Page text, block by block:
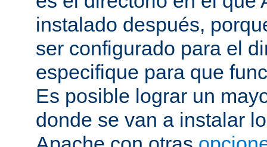
instalado después,
ser configurado para el
especifique para que
Es posible lograr un
donde se van a instalar